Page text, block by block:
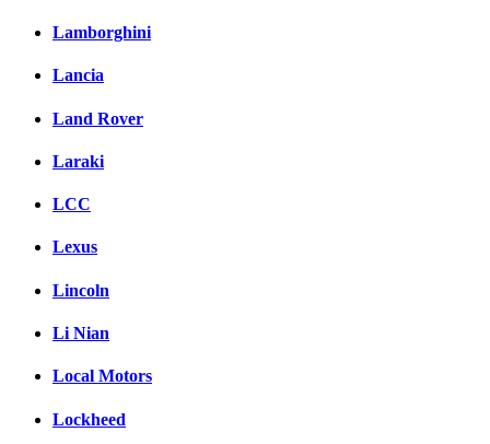
Lamborghini
Lancia
Land Rover
Laraki
LCC
Lexus
Lincoln
Li Nian
Local Motors
Lockheed